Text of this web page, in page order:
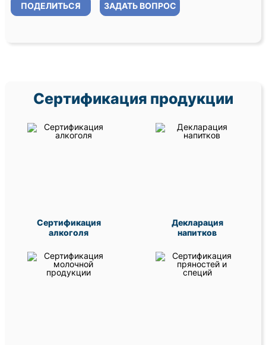
ПОДЕЛИТЬСЯ ЗАДАТЬ ВОПРОС
Сертификация продукции
Сертификация
алкоголя
Декларация
напитков